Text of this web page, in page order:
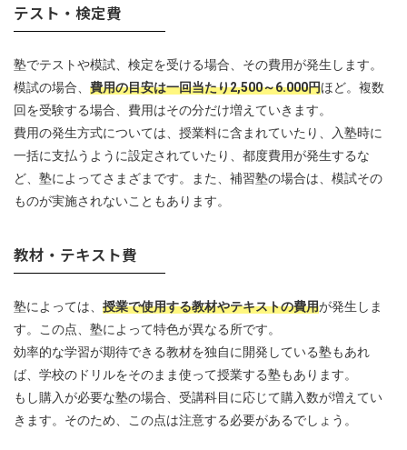
テスト・検定費
塾でテストや模試、検定を受ける場合、その費用が発生します。
模試の場合、 費用の目安は一回当たり2,500～6.000円ほど。複数
回を受験する場合、費用はその分だけ増えていきます。
費用の発生方式については、授業料に含まれていたり、入塾時に
一括に支払うように設定されていたり、都度費用が発生するな
ど、塾によってさまざまです。また、補習塾の場合は、模試その
ものが実施されないこともあります。
教材・テキスト費
塾によっては、 授業で使用する教材やテキストの費用が発生しま
す。この点、塾によって特色が異なる所です。
効率的な学習が期待できる教材を独自に開発している塾もあれ
ば、学校のドリルをそのまま使って授業する塾もあります。
もし購入が必要な塾の場合、受講科目に応じて購入数が増えてい
きます。そのため、この点は注意する必要があるでしょう。